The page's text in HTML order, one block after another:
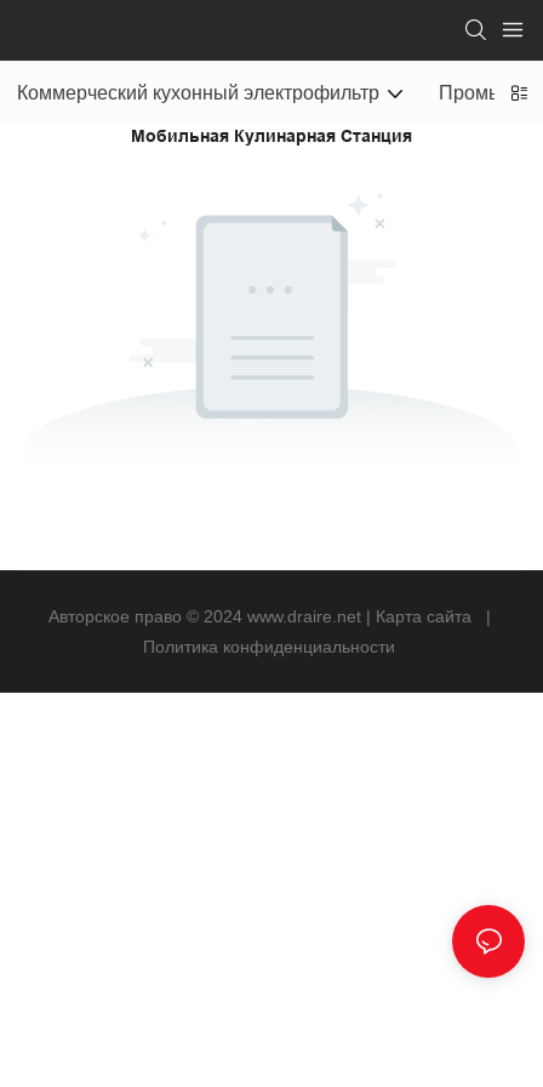
Коммерческий кухонный электрофильтр
Мобильная Кулинарная Станция
Авторское право © 2024 www.draire.net | Карта сайта
|
Политика конфиденциальности